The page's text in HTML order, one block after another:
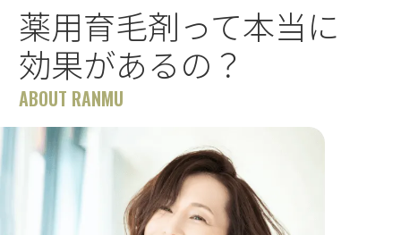
薬用育毛剤って本当に
効果があるの？
ABOUT RANMU